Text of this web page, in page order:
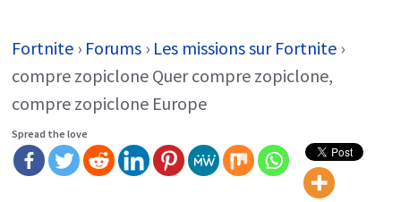
Fortnite › Forums › Les missions sur Fortnite ›
compre zopiclone Quer compre zopiclone,
compre zopiclone Europe
Spread the love